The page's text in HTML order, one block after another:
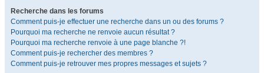
Recherche dans les forums
Comment puis-je effectuer une recherche dans un ou des forums ?
Pourquoi ma recherche ne renvoie aucun résultat ?
Pourquoi ma recherche renvoie à une page blanche ?!
Comment puis-je rechercher des membres ?
Comment puis-je retrouver mes propres messages et sujets ?